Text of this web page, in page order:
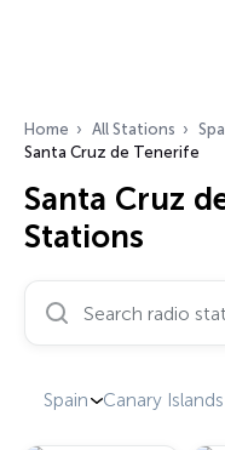
Home All Stations
Santa Cruz de Tenerife
Santa Cruz
Stations
Search radio stations…
Spain Canary Islands